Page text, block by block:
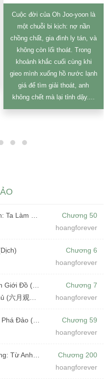
Cuộc đời của Oh Joo-yoon là
một chuỗi bi kịch: nợ nần
chồng chất, gia đình ly tán, và
không còn lối thoát. Trong
khoảnh khắc cuối cùng khi
gieo mình xuống hồ nước lạnh
giá để tìm giải thoát, anh
không chết mà lại tỉnh dậy....
Chương 50
hoangforever
Chương 6
hoangforever
Chương 7
hoangforever
Chương 59
hoangforever
Chương 200
hoangforever